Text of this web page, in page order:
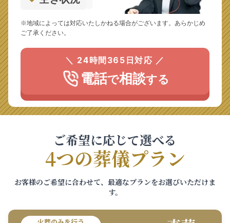
※地域によっては対応いたしかねる場合がございます。あらかじめ
ご了承ください。
＼ 24時間365日対応 ／
電話で相談する
ご希望に応じて選べる
4つの葬儀プラン
お客様のご希望に合わせて、最適なプランをお選びいただけま
す。